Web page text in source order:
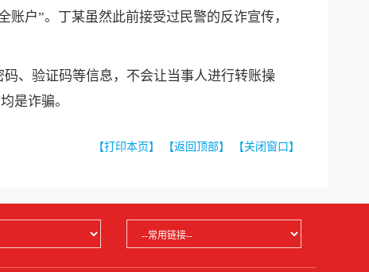
户”。丁某虽然此前接受过民警的反诈宣传，
、验证码等信息，不会让当事人进行转账操
是诈骗。
【打印本页】 【返回顶部】 【关闭窗口】